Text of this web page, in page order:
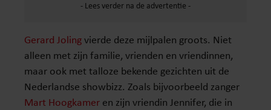
Gerard Jolingvierde deze mijlpalen groots. Niet
alleen met zijn familie, vrienden en vriendinnen,
maar ook met talloze bekende gezichten uit de
Nederlandse showbizz. Zoals bijvoorbeeld zanger
Mart Hoogkamer en zijn vriendin Jennifer, die in